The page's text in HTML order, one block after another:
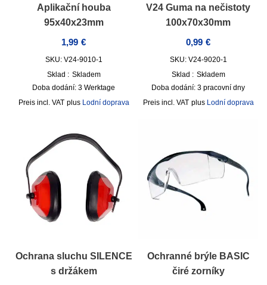
Aplikační houba
95x40x23mm
1,99 €
SKU: V24-9010-1
Sklad : Skladem
Doba dodání: 3 Werktage
incl. VAT plus Lodní doprava
V24 Guma na nečistoty
100x70x30mm
0,99 €
SKU: V24-9020-1
Sklad : Skladem
Doba dodání: 3 pracovní dny
incl. VAT plus Lodní doprava
Ochrana sluchu SILENCE
s držákem
Ochranné brýle BASIC
čiré zorníky